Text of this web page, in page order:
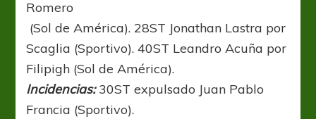
Romero
(Sol de América). 28ST Jonathan Lastra por
Scaglia (Sportivo). 40ST Leandro Acuña por
Filipigh (Sol de América).
Incidencias: 30ST expulsado Juan Pablo
Francia (Sportivo).